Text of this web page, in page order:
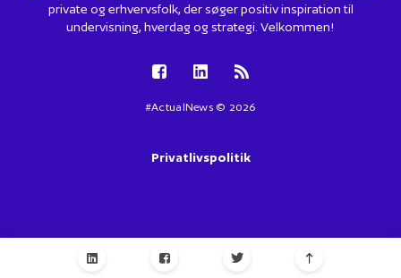
private og erhvervsfolk, der søger positiv inspiration til
undervisning, hverdag og strategi. Velkommen!
#ActualNews © 2026
Privatlivspolitik